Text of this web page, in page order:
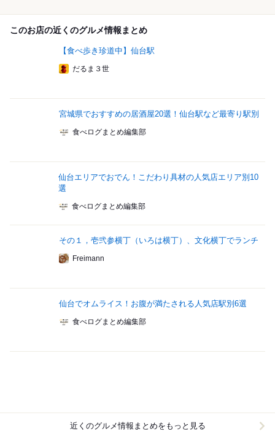
このお店の近くのグルメ情報まとめ
【食べ歩き珍道中】仙台駅
だるま３世
宮城県でおすすめの居酒屋20選！仙台駅など最寄り駅別
食べログまとめ編集部
仙台エリアでおでん！こだわり具材の人気店エリア別10
選
食べログまとめ編集部
その１，壱弐参横丁（いろは横丁）、文化横丁でランチ
Freimann
仙台でオムライス！お腹が満たされる人気店駅別6選
食べログまとめ編集部
近くのグルメ情報まとめをもっと見る